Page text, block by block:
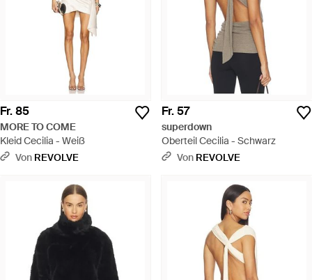
Fr. 85
MORE TO COME
Kleid Cecilia - Weiß
Von REVOLVE
Fr. 57
superdown
Oberteil Cecilia - Schwarz
Von REVOLVE